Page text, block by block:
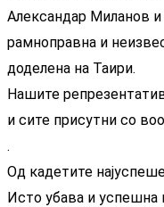
Александар Миланов
рамноправна и
доделена на Таири.
Нашите
и сите присутни со
.
Од кадетите
Исто убава и успешна